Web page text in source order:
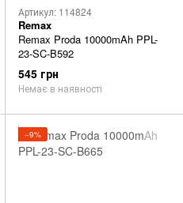
Артикул: 114824
Remax
Remax Proda 10000mAh PPL-
23-SC-B592
545 грн
Немає в наявності
−9%